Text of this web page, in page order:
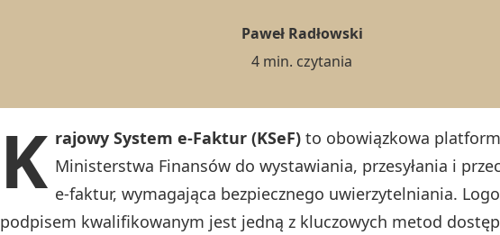
Paweł Radłowski
4 min. czytania
K rajowy System e-Faktur (KSeF) to obowiązkowa
Ministerstwa Finansów do wystawiania, przesyłania i
e-faktur, wymagająca bezpiecznego uwierzytelniania.
podpisem kwalifikowanym jest jedną z kluczowych metod